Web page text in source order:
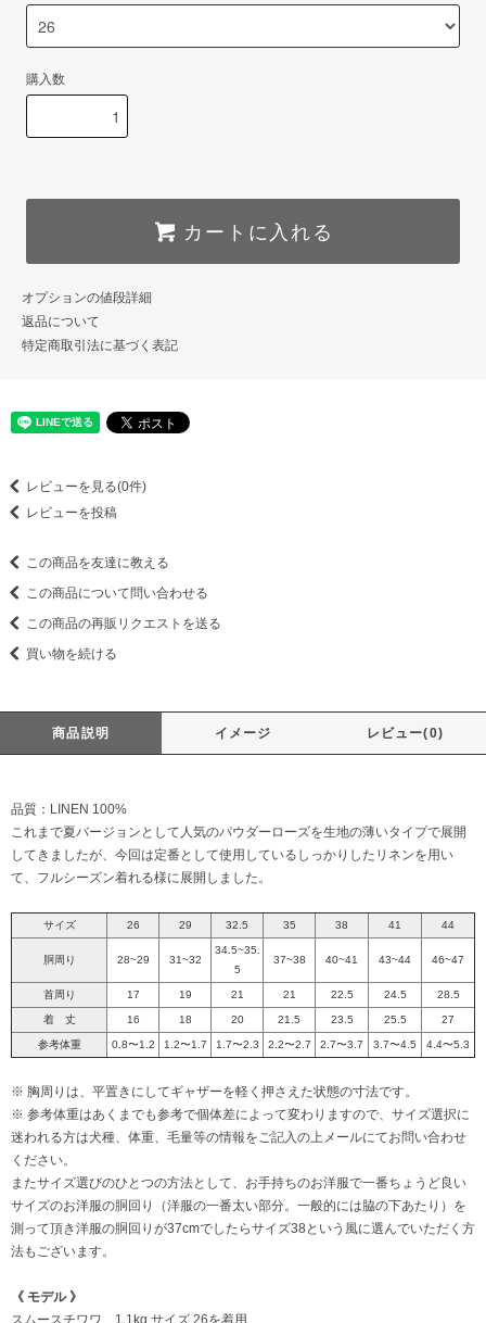
購入数
カートに入れる
オプションの値段詳細
返品について
特定商取引法に基づく表記
レビューを見る(0件)
レビューを投稿
この商品を友達に教える
この商品について問い合わせる
この商品の再販リクエストを送る
買い物を続ける
商品説明 イメージ レビュー(0)
品質：LINEN 100%
これまで夏バージョンとして人気のパウダーローズを生地の薄いタイプで展開
してきましたが、今回は定番として使用しているしっかりしたリネンを用い
て、フルシーズン着れる様に展開しました。
サイズ 26 29 32.5 35 38 41 44
胴周り 28~29 31~32
34.5~35.
5
37~38 40~41 43~44 46~47
首周り 17 19 21 21 22.5 24.5 28.5
着 丈 16 18 20 21.5 23.5 25.5 27
参考体重 0.8〜1.2 1.2〜1.7 1.7〜2.3 2.2〜2.7 2.7〜3.7 3.7〜4.5 4.4〜5.3
※ 胸周りは、平置きにしてギャザーを軽く押さえた状態の寸法です。
※ 参考体重はあくまでも参考で個体差によって変わりますので、サイズ選択に
迷われる方は犬種、体重、毛量等の情報をご記入の上メールにてお問い合わせ
ください。
またサイズ選びのひとつの方法として、お手持ちのお洋服で一番ちょうど良い
サイズのお洋服の胴回り（洋服の一番太い部分。一般的には脇の下あたり）を
測って頂き洋服の胴回りが37cmでしたらサイズ38という風に選んでいただく方
法もございます。
《 モデル 》